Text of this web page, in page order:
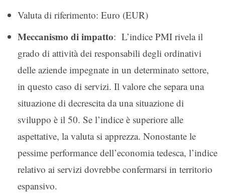
Valuta di riferimento: Euro (EUR)
Meccanismo di impatto: L’indice PMI rivela il
grado di attività dei responsabili degli ordinativi
delle aziende impegnate in un determinato settore,
in questo caso di servizi. Il valore che separa una
situazione di decrescita da una situazione di
sviluppo è il 50. Se l’indice è superiore alle
aspettative, la valuta si apprezza. Nonostante le
pessime performance dell’economia tedesca, l’indice
relativo ai servizi dovrebbe confermarsi in territorio
espansivo.